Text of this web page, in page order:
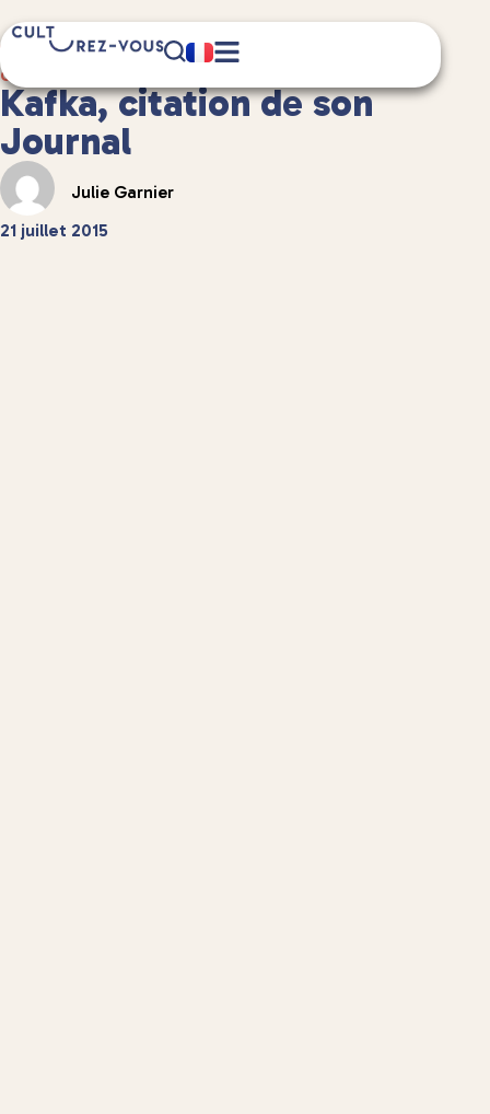
Culture
1 minute(s) de lecture
Kafka, citation de son
Journal
Julie Garnier
21 juillet 2015